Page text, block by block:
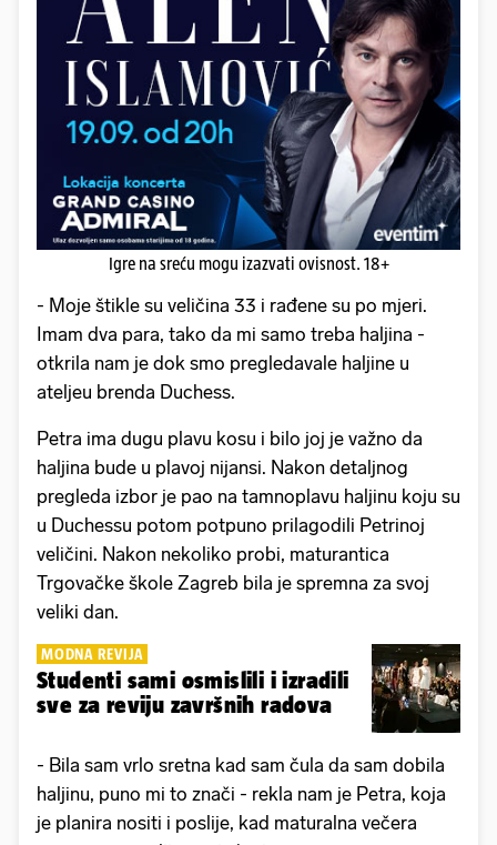
Igre na sreću mogu izazvati ovisnost. 18+
- Moje štikle su veličina 33 i rađene su po mjeri.
Imam dva para, tako da mi samo treba haljina -
otkrila nam je dok smo pregledavale haljine u
ateljeu brenda Duchess.
Petra ima dugu plavu kosu i bilo joj je važno da
haljina bude u plavoj nijansi. Nakon detaljnog
pregleda izbor je pao na tamnoplavu haljinu koju su
u Duchessu potom potpuno prilagodili Petrinoj
veličini. Nakon nekoliko probi, maturantica
Trgovačke škole Zagreb bila je spremna za svoj
veliki dan.
MODNA REVIJA
Studenti sami osmislili i izradili
sve za reviju završnih radova
- Bila sam vrlo sretna kad sam čula da sam dobila
haljinu, puno mi to znači - rekla nam je Petra, koja
je planira nositi i poslije, kad maturalna večera